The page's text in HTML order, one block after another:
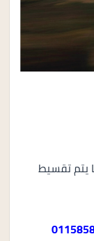
حجز كما يتم تقسيط